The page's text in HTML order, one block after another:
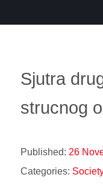
Sjutra
strucnog
Published: 26
Categories: